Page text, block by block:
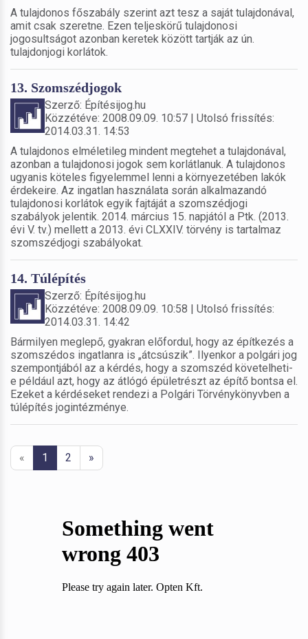
A tulajdonos főszabály szerint azt tesz a saját tulajdonával,
amit csak szeretne. Ezen teljeskörű tulajdonosi
jogosultságot azonban keretek között tartják az ún.
tulajdonjogi korlátok.
13. Szomszédjogok
Szerző: Építésijog.hu
Közzétéve: 2008.09.09. 10:57 | Utolsó frissítés:
2014.03.31. 14:53
A tulajdonos elméletileg mindent megtehet a tulajdonával,
azonban a tulajdonosi jogok sem korlátlanuk. A tulajdonos
ugyanis köteles figyelemmel lenni a környezetében lakók
érdekeire. Az ingatlan használata során alkalmazandó
tulajdonosi korlátok egyik fajtáját a szomszédjogi
szabályok jelentik. 2014. március 15. napjától a Ptk. (2013.
évi V. tv.) mellett a 2013. évi CLXXIV. törvény is tartalmaz
szomszédjogi szabályokat.
14. Túlépítés
Szerző: Építésijog.hu
Közzétéve: 2008.09.09. 10:58 | Utolsó frissítés:
2014.03.31. 14:42
Bármilyen meglepő, gyakran előfordul, hogy az építkezés a
szomszédos ingatlanra is „átcsúszik”. Ilyenkor a polgári jog
szempontjából az a kérdés, hogy a szomszéd követelheti-
e például azt, hogy az átlógó épületrészt az építő bontsa el.
Ezeket a kérdéseket rendezi a Polgári Törvénykönyvben a
túlépítés jogintézménye.
« 1 2 »